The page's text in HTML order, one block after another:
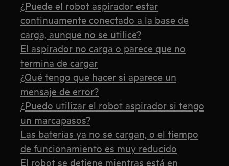
¿Puede el robot aspirador estar
continuamente conectado a la base de
carga, aunque no se utilice?
El aspirador no carga o parece que no
termina de cargar
¿Qué tengo que hacer si aparece un
mensaje de error?
¿Puedo utilizar el robot aspirador si tengo
un marcapasos?
Las baterías ya no se cargan, o el tiempo
de funcionamiento es muy reducido
El robot se detiene mientras está en